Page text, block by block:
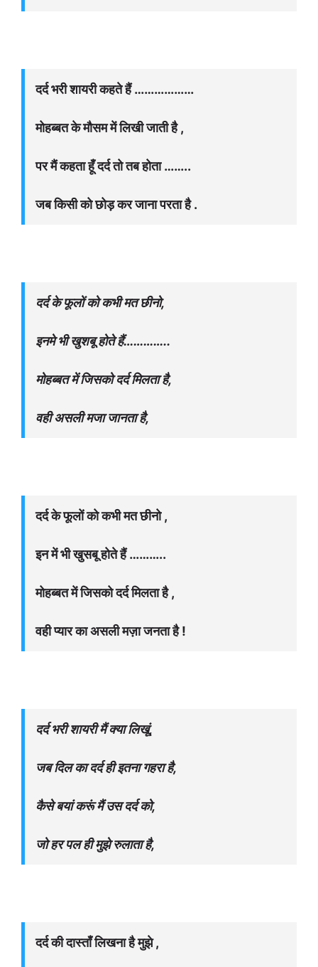
दर्द भरी शायरी कहते हैं ………………
मोहब्बत के मौसम में लिखी जाती है ,
पर मैं कहता हूँ दर्द तो तब होता ……..
जब किसी को छोड़ कर जाना परता है .
दर्द के फूलों को कभी मत छीनो,
इनमे भी खुशबू होते हैं…………..
मोहब्बत में जिसको दर्द मिलता है,
वही असली मजा जानता है,
दर्द के फूलों को कभी मत छीनो ,
इन में भी खुसबू होते हैं ………..
मोहब्बत में जिसको दर्द मिलता है ,
वही प्यार का असली मज़ा जनता है !
दर्द भरी शायरी मैं क्या लिखूं,
जब दिल का दर्द ही इतना गहरा है,
कैसे बयां करूं मैं उस दर्द को,
जो हर पल ही मुझे रुलाता है,
दर्द की दास्ताँ लिखना है मुझे ,